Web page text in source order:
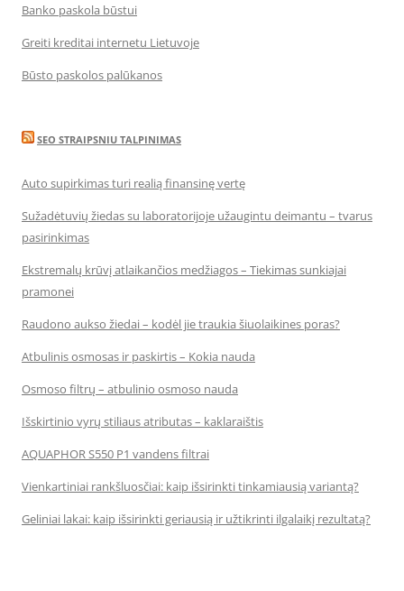
Banko paskola būstui
Greiti kreditai internetu Lietuvoje
Būsto paskolos palūkanos
SEO STRAIPSNIU TALPINIMAS
Auto supirkimas turi realią finansinę vertę
Sužadėtuvių žiedas su laboratorijoje užaugintu deimantu – tvarus
pasirinkimas
Ekstremalų krūvį atlaikančios medžiagos – Tiekimas sunkiajai
pramonei
Raudono aukso žiedai – kodėl jie traukia šiuolaikines poras?
Atbulinis osmosas ir paskirtis – Kokia nauda
Osmoso filtrų – atbulinio osmoso nauda
Išskirtinio vyrų stiliaus atributas – kaklaraištis
AQUAPHOR S550 P1 vandens filtrai
Vienkartiniai rankšluosčiai: kaip išsirinkti tinkamiausią variantą?
Geliniai lakai: kaip išsirinkti geriausią ir užtikrinti ilgalaikį rezultatą?